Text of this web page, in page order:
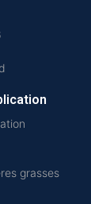
grasses